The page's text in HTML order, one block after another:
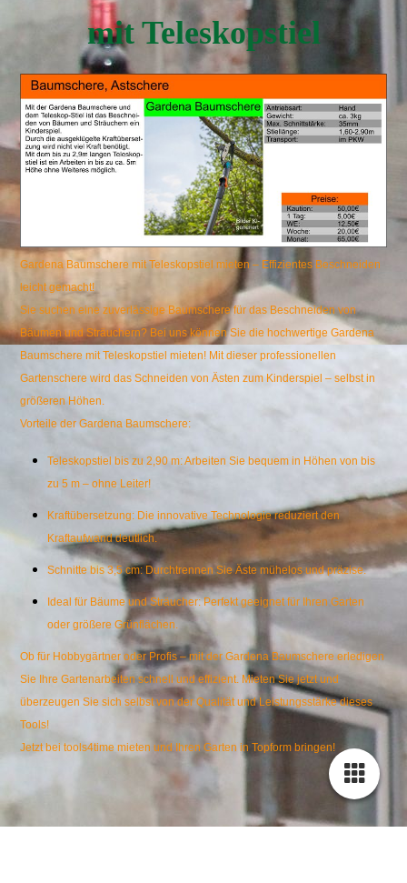
mit Teleskopstiel
Gardena Baumschere mit Teleskopstiel mieten – Effizientes Beschneiden
leicht gemacht!
Sie suchen eine zuverlässige Baumschere für das Beschneiden von
Bäumen und Sträuchern? Bei uns können Sie die hochwertige Gardena
Baumschere mit Teleskopstiel mieten! Mit dieser professionellen
Gartenschere wird das Schneiden von Ästen zum Kinderspiel – selbst in
größeren Höhen.
Vorteile der Gardena Baumschere:
Teleskopstiel bis zu 2,90 m: Arbeiten Sie bequem in Höhen von bis
zu 5 m – ohne Leiter!
Kraftübersetzung: Die innovative Technologie reduziert den
Kraftaufwand deutlich.
Schnitte bis 3,5 cm: Durchtrennen Sie Äste mühelos und präzise.
Ideal für Bäume und Sträucher: Perfekt geeignet für Ihren Garten
oder größere Grünflächen.
Ob für Hobbygärtner oder Profis – mit der Gardena Baumschere erledigen
Sie Ihre Gartenarbeiten schnell und effizient. Mieten Sie jetzt und
überzeugen Sie sich selbst von der Qualität und Leistungsstärke dieses
Tools!
Jetzt bei tools4time mieten und Ihren Garten in Topform bringen!